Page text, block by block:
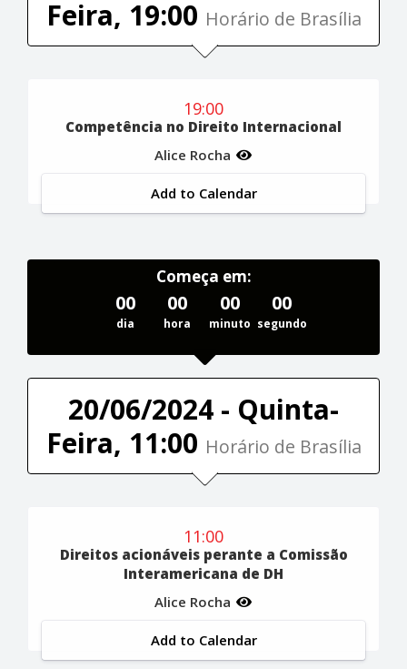
Feira, 19:00 Horário de Brasília
19:00
Competência no Direito Internacional
Alice Rocha
Add to Calendar
Começa em:
00
dia
00
hora
00
minuto
00
segundo
20/06/2024 - Quinta-
Feira, 11:00 Horário de Brasília
11:00
Direitos acionáveis perante a Comissão
Interamericana de DH
Alice Rocha
Add to Calendar